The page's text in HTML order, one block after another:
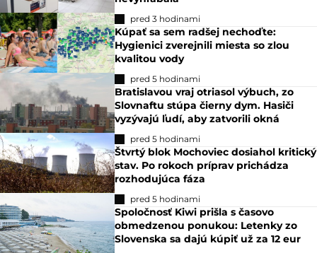
pred 3 hodinami
Kúpať sa sem radšej nechoďte:
Hygienici zverejnili miesta so zlou
kvalitou vody
pred 5 hodinami
Bratislavou vraj otriasol výbuch, zo
Slovnaftu stúpa čierny dym. Hasiči
vyzývajú ľudí, aby zatvorili okná
pred 5 hodinami
Štvrtý blok Mochoviec dosiahol kritický
stav. Po rokoch príprav prichádza
rozhodujúca fáza
pred 5 hodinami
Spoločnosť Kiwi prišla s časovo
obmedzenou ponukou: Letenky zo
Slovenska sa dajú kúpiť už za 12 eur